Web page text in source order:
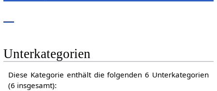
Unterkategorien
Diese Kategorie enthält die folgenden 6 Unterkategorien
(6 insgesamt):